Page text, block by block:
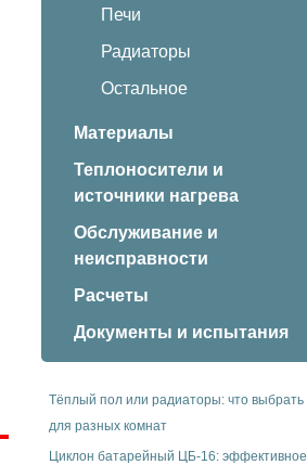
Печи
Радиаторы
Остальное
Материалы
Теплоносители и
источники нагрева
Обслуживание и
неисправности
Расчеты
Документы и испытания
Тёплый пол или радиаторы: что выбрать
для разных комнат
Циклон батарейный ЦБ-16: эффективное